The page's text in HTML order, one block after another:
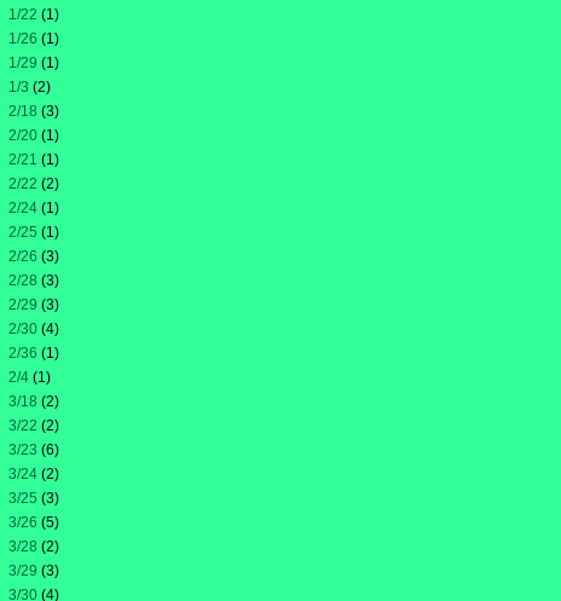
1/22 (1)
1/26 (1)
1/29 (1)
1/3 (2)
2/18 (3)
2/20 (1)
2/21 (1)
2/22 (2)
2/24 (1)
2/25 (1)
2/26 (3)
2/28 (3)
2/29 (3)
2/30 (4)
2/36 (1)
2/4 (1)
3/18 (2)
3/22 (2)
3/23 (6)
3/24 (2)
3/25 (3)
3/26 (5)
3/28 (2)
3/29 (3)
3/30 (4)